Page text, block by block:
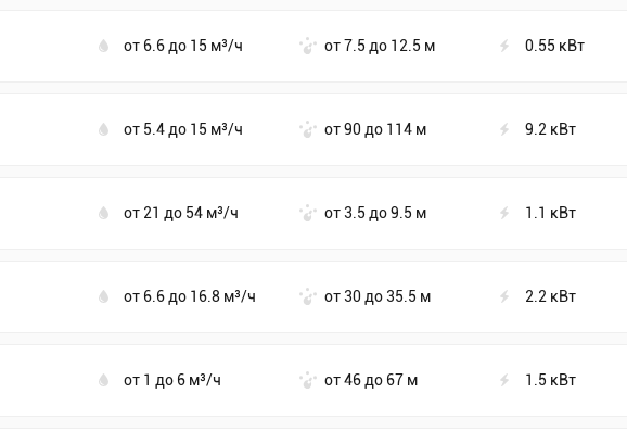
от 6.6 до 15 м³/ч от 7.5 до 12.5 м 0.55 кВт
от 5.4 до 15 м³/ч от 90 до 114 м 9.2 кВт
от 21 до 54 м³/ч от 3.5 до 9.5 м 1.1 кВт
от 6.6 до 16.8 м³/ч от 30 до 35.5 м 2.2 кВт
от 1 до 6 м³/ч от 46 до 67 м 1.5 кВт